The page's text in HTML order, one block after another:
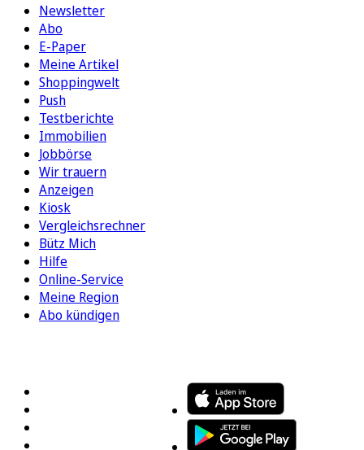
Newsletter
Abo
E-Paper
Meine Artikel
Shoppingwelt
Push
Testberichte
Immobilien
Jobbörse
Wir trauern
Anzeigen
Kiosk
Vergleichsrechner
Bütz Mich
Hilfe
Online-Service
Meine Region
Abo kündigen